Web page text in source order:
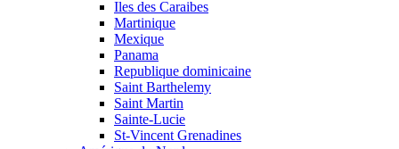
Iles des Caraibes
Martinique
Mexique
Panama
Republique dominicaine
Saint Barthelemy
Saint Martin
Sainte-Lucie
St-Vincent Grenadines